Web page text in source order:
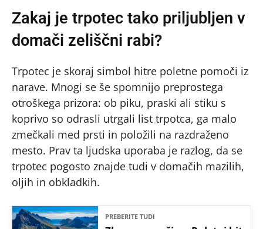
Zakaj je trpotec tako priljubljen v
domači zeliščni rabi?
Trpotec je skoraj simbol hitre poletne pomoči iz
narave. Mnogi se še spomnijo preprostega
otroškega prizora: ob piku, praski ali stiku s
koprivo so odrasli utrgali list trpotca, ga malo
zmečkali med prsti in položili na razdraženo
mesto. Prav ta ljudska uporaba je razlog, da se
trpotec pogosto znajde tudi v domačih mazilih,
oljih in obkladkih.
PREBERITE TUDI